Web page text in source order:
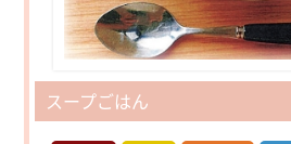
スープごはん